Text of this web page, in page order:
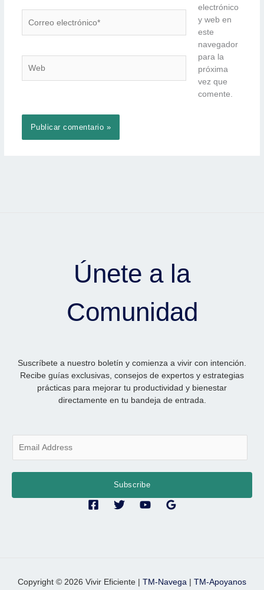
electrónico*
electrónico
y web en
este
navegador
para la
próxima
vez que
comente.
Únete a la
Comunidad
Suscríbete a nuestro boletín y comienza a vivir con intención.
Recibe guías exclusivas, consejos de expertos y estrategias
prácticas para mejorar tu productividad y bienestar
directamente en tu bandeja de entrada.
Subscribe
Copyright © 2026 Vivir Eficiente | TM-Navega TM-Apoyanos